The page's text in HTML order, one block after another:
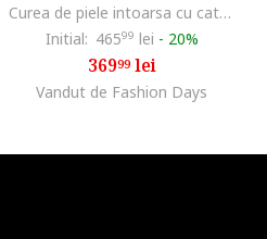
Curea de piele intoarsa cu catarama metalica, Maro inchis
Initial: 46599 lei - 20%
36999lei
Vandut de Fashion Days